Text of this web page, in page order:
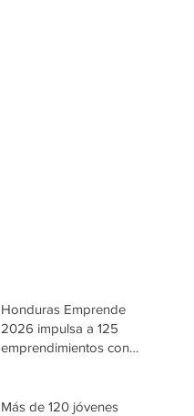
Honduras Emprende
2026 impulsa a 125
emprendimientos con
Más de 120 jóvenes